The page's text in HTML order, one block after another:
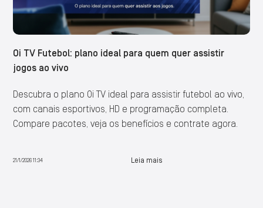
Oi TV Futebol: plano ideal para quem quer assistir
jogos ao vivo
Descubra o plano Oi TV ideal para assistir futebol ao vivo,
com canais esportivos, HD e programação completa.
Compare pacotes, veja os benefícios e contrate agora.
21/1/2026 11:34 Leia mais